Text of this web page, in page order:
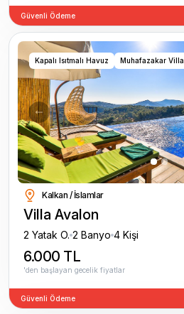
Güvenli Ödeme
Previous
Kapalı Isıtmalı Havuz Muhafazakar Villa
Kalkan / İslamlar
Villa Avalon
2 Yatak O. 2 Banyo 4 Kişi
6.000 TL
'den başlayan gecelik fiyatlar
Güvenli Ödeme